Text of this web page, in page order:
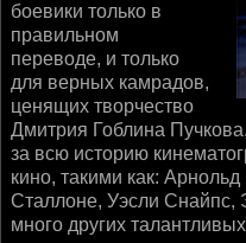
боевики только в
правильном
переводе, и только
для верных камрадов,
ценящих творчество
Дмитрия Гоблина
за всю историю
кино, такими как:
Сталлоне, Уэсли
много других